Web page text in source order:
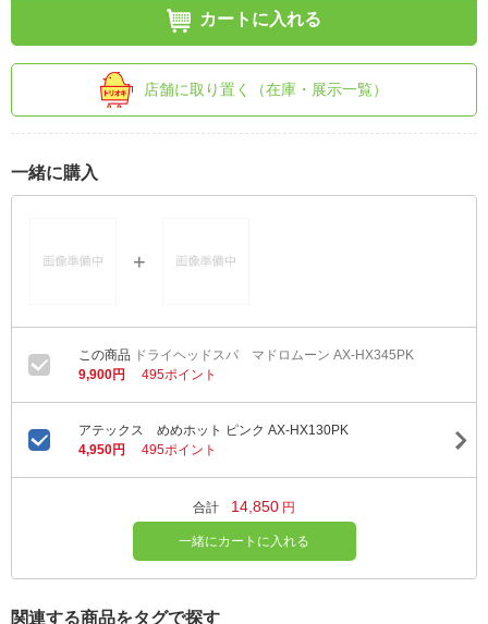
カートに入れる
店舗に取り置く（在庫・展示一覧）
一緒に購入
ドライヘッドスパ マドロムーン AX-HX345PK
9,900円
495ポイント
アテックス めめホット ピンク AX-HX130PK
4,950円
495ポイント
合計 14,850 円
一緒にカートに入れる
関連する商品をタグで探す